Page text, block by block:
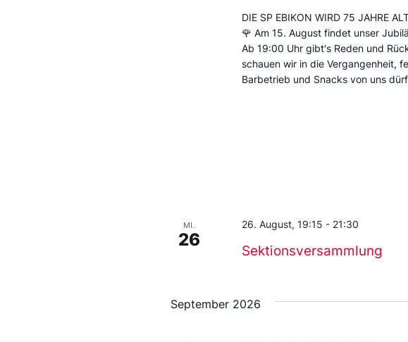
DIE SP EBIKON WIRD 75 JAHRE
🌹 Am 15. August findet unser
Ab 19:00 Uhr gibt's Reden und
schauen wir in die Vergangenheit,
Barbetrieb und Snacks von uns
MI.
26
Sektionsversammlung
26. August, 19:15 - 21:30
September 2026